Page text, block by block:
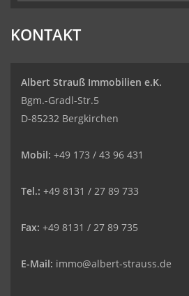
KONTAKT
Albert Strauß Immobilien e.K.
Bgm.-Gradl-Str.5
D-85232 Bergkirchen
Mobil: +49 173 / 43 96 431
Tel.: +49 8131 / 27 89 733
Fax: +49 8131 / 27 89 735
E-Mail: immo@albert-strauss.de